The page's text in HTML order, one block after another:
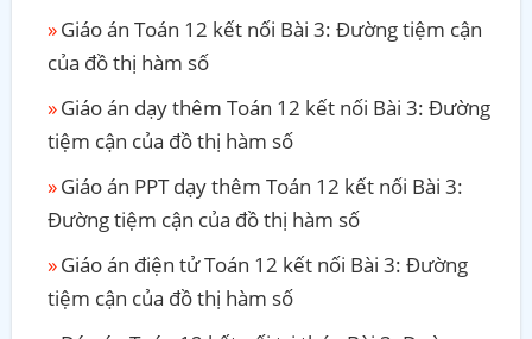
Giáo án Toán 12 kết nối Bài 3: Đường tiệm cận
của đồ thị hàm số
Giáo án dạy thêm Toán 12 kết nối Bài 3: Đường
tiệm cận của đồ thị hàm số
Giáo án PPT dạy thêm Toán 12 kết nối Bài 3:
Đường tiệm cận của đồ thị hàm số
Giáo án điện tử Toán 12 kết nối Bài 3: Đường
tiệm cận của đồ thị hàm số